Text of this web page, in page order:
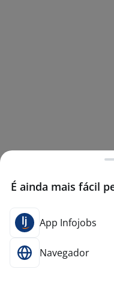
É ainda mais fácil
App Infojobs
Navegador